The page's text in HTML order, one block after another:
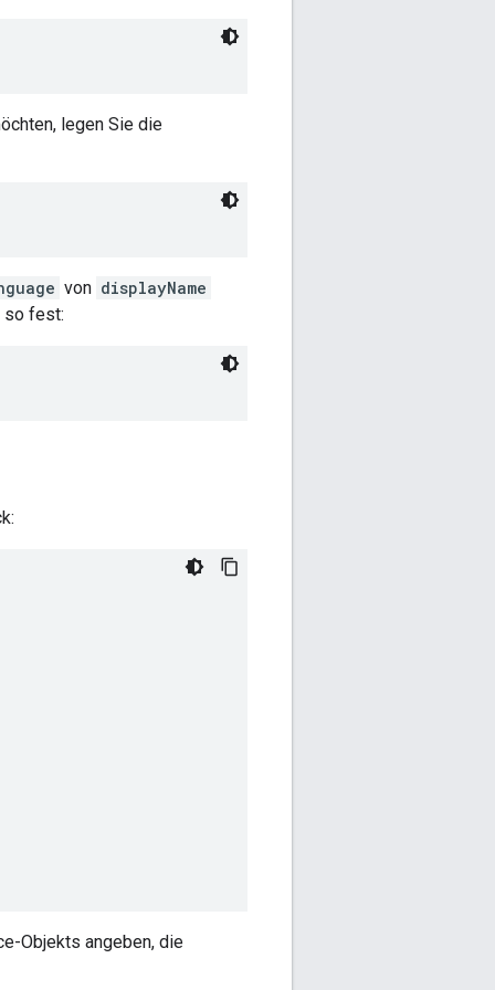
legen Sie die
von displayName
so fest:
Objekts angeben, die